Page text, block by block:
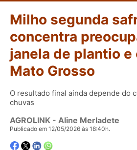
Milho segunda
concentra
janela de plantio e
Mato Grosso
O resultado final ainda depende do
chuvas
AGROLINK - Aline Merladete
Publicado em 12/05/2026 às 18:40h.